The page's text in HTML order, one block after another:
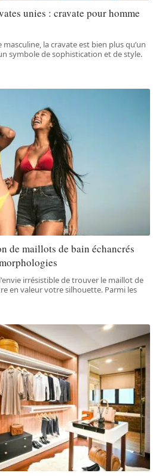
unies : cravate pour homme
masculine, la cravate est bien plus qu’un
symbole de sophistication et de style.
de maillots de bain échancrés
irrésistible de trouver le maillot de
en valeur votre silhouette. Parmi les